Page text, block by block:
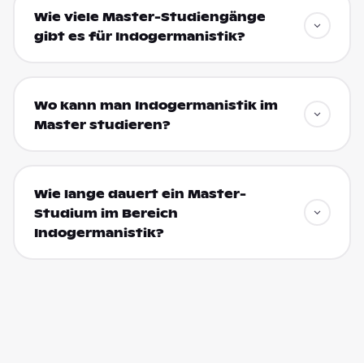
Wie viele Master-Studiengänge
gibt es für Indogermanistik?
Wo kann man Indogermanistik im
Master studieren?
Wie lange dauert ein Master-
Studium im Bereich
Indogermanistik?